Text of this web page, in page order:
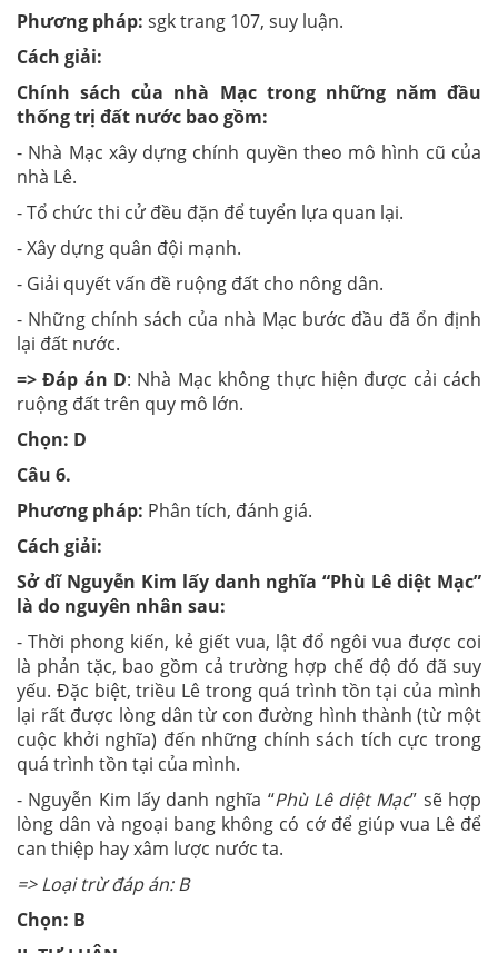
Phương pháp: sgk trang 107, suy luận.
Cách giải:
Chính sách của nhà Mạc trong những năm đầu
thống trị đất nước bao gồm:
- Nhà Mạc xây dựng chính quyền theo mô hình cũ của
nhà Lê.
- Tổ chức thi cử đều đặn để tuyển lựa quan lại.
- Xây dựng quân đội mạnh.
- Giải quyết vấn đề ruộng đất cho nông dân.
- Những chính sách của nhà Mạc bước đầu đã ổn định
lại đất nước.
=> Đáp án D: Nhà Mạc không thực hiện được cải cách
ruộng đất trên quy mô lớn.
Chọn: D
Câu 6.
Phương pháp: Phân tích, đánh giá.
Cách giải:
Sở dĩ Nguyễn Kim lấy danh nghĩa “Phù Lê diệt Mạc”
là do nguyên nhân sau:
- Thời phong kiến, kẻ giết vua, lật đổ ngôi vua được coi
là phản tặc, bao gồm cả trường hợp chế độ đó đã suy
yếu. Đặc biệt, triều Lê trong quá trình tồn tại của mình
lại rất được lòng dân từ con đường hình thành (từ một
cuộc khởi nghĩa) đến những chính sách tích cực trong
quá trình tồn tại của mình.
- Nguyễn Kim lấy danh nghĩa “Phù Lê diệt Mạc” sẽ hợp
lòng dân và ngoại bang không có cớ để giúp vua Lê để
can thiệp hay xâm lược nước ta.
=> Loại trừ đáp án: B
Chọn: B